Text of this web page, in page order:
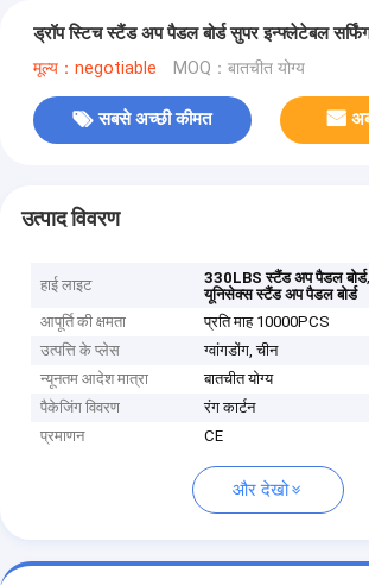
ड्रॉप स्टिच स्टैंड अप पैडल बोर्ड सुपर इन्फ्लेटेबल सर्फिंग
मूल्य：negotiable MOQ：बातचीत योग्य
सबसे अच्छी कीमत
उत्पाद विवरण
हाई लाइट 330LBS स्टैंड अप पैडल बोर्ड,
यूनिसेक्स स्टैंड अप पैडल बोर्ड
आपूर्ति की क्षमता
प्रति माह 10000PCS
उत्पत्ति के प्लेस
ग्वांगडोंग, चीन
न्यूनतम आदेश मात्रा
बातचीत योग्य
पैकेजिंग विवरण
रंग कार्टन
प्रमाणन
CE
और देखो